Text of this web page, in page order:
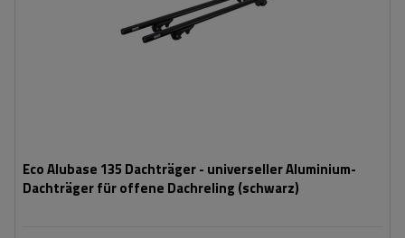
Eco Alubase 135 Dachträger - universeller Aluminium-
Dachträger für offene Dachreling (schwarz)